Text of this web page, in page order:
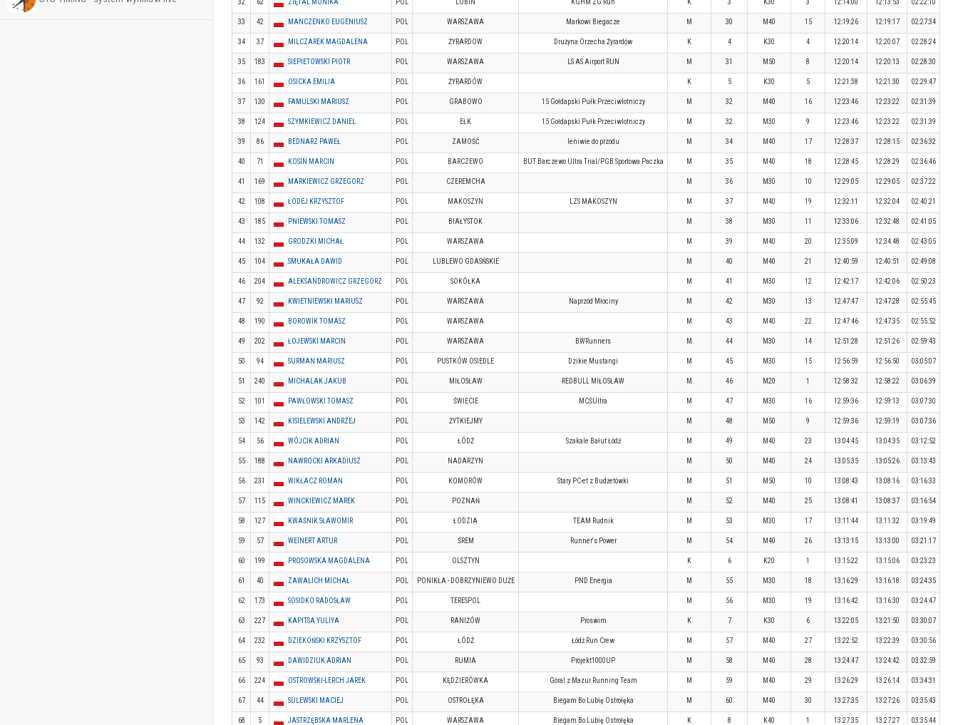
32 62 ZIĘTAL MONIKA POL LUBIN KGHM ZG Run K 3 K30 3 12:14:00 12:13:53 02:22:10
33 42 MANCZENKO EUGENIUSZ POL WARSZAWA Markowi Biegacze M 30 M40 15 12:19:26 12:19:17 02:27:34
34 37 MILCZAREK MAGDALENA POL ŻYRARDOW Drużyna Orzecha Żyrardów K 4 K30 4 12:20:14 12:20:07 02:28:24
35 183 SIEPIETOWSKI PIOTR POL WARSZAWA LS AS Airport RUN M 31 M50 8 12:20:14 12:20:13 02:28:30
36 161 OSICKA EMILIA POL ŻYRARDÓW K 5 K30 5 12:21:38 12:21:30 02:29:47
37 130 FAMULSKI MARIUSZ POL GRABOWO 15 Gołdapski Pułk Przeciwlotniczy M 32 M40 16 12:23:46 12:23:22 02:31:39
38 124 SZYMKIEWICZ DANIEL POL EŁK 15 Gołdapski Pułk Przeciwlotniczy M 32 M30 9 12:23:46 12:23:22 02:31:39
39 86 BEDNARZ PAWEŁ POL ZAMOŚĆ leniwie do przodu M 34 M40 17 12:28:37 12:28:15 02:36:32
40 71 KOSIN MARCIN POL BARCZEWO BUT Barczewo Ultra Trial/PGB Sportowa Paczka M 35 M40 18 12:28:45 12:28:29 02:36:46
41 169 MARKIEWICZ GRZEGORZ POL CZEREMCHA M 36 M30 10 12:29:05 12:29:05 02:37:22
42 108 ŁODEJ KRZYSZTOF POL MAKOSZYN LZS MAKOSZYN M 37 M40 19 12:32:11 12:32:04 02:40:21
43 185 PNIEWSKI TOMASZ POL BIAŁYSTOK M 38 M30 11 12:33:06 12:32:48 02:41:05
44 132 GRODZKI MICHAŁ POL WARSZAWA M 39 M40 20 12:35:09 12:34:48 02:43:05
45 104 SMUKAŁA DAWID POL LUBLEWO GDASŃSKIE M 40 M40 21 12:40:59 12:40:51 02:49:08
46 204 ALEKSANDROWICZ GRZEGORZ POL SOKÓŁKA M 41 M30 12 12:42:17 12:42:06 02:50:23
47 92 KWIETNIEWSKI MARIUSZ POL WARSZAWA Naprzód Młociny M 42 M30 13 12:47:47 12:47:28 02:55:45
48 190 BOROWIK TOMASZ POL WARSZAWA M 43 M40 22 12:47:46 12:47:35 02:55:52
49 202 ŁOJEWSKI MARCIN POL WARSZAWA BWRunners M 44 M30 14 12:51:28 12:51:26 02:59:43
50 94 SURMAN MARIUSZ POL PUSTKÓW OSIEDLE Dzikie Mustangi M 45 M30 15 12:56:59 12:56:50 03:05:07
51 240 MICHALAK JAKUB POL MIŁOSŁAW REDBULL MIŁOSŁAW M 46 M20 1 12:58:32 12:58:22 03:06:39
52 101 PAWŁOWSKI TOMASZ POL ŚWIECIE MCŚUltra M 47 M30 16 12:59:36 12:59:13 03:07:30
53 142 KISIELEWSKI ANDRZEJ POL ŻYTKIEJMY M 48 M50 9 12:59:36 12:59:19 03:07:36
54 56 WÓJCIK ADRIAN POL ŁÓDŹ Szakale Bałut Łódź M 49 M40 23 13:04:45 13:04:35 03:12:52
55 188 NAWROCKI ARKADIUSZ POL NADARZYN M 50 M40 24 13:05:35 13:05:26 03:13:43
56 231 WIKŁACZ ROMAN POL KOMORÓW Stary PC-et z Budżetówki M 51 M50 10 13:08:43 13:08:16 03:16:33
57 115 WINCKIEWICZ MAREK POL POZNAŃ M 52 M40 25 13:08:41 13:08:37 03:16:54
58 127 KWAŚNIK SŁAWOMIR POL ŁODZIA TEAM Rudnik M 53 M30 17 13:11:44 13:11:32 03:19:49
59 57 WEINERT ARTUR POL ŚREM Runner's Power M 54 M40 26 13:13:15 13:13:00 03:21:17
60 199 PROSOWSKA MAGDALENA POL OLSZTYN K 6 K20 1 13:15:22 13:15:06 03:23:23
61 40 ZAWALICH MICHAŁ POL PONIKŁA - DOBRZYNIEWO DUŻE PND Energia M 55 M30 18 13:16:29 13:16:18 03:24:35
62 173 SOSIDKO RADOSŁAW POL TERESPOL M 56 M30 19 13:16:42 13:16:30 03:24:47
63 227 KAPITSA YULIYA POL RANIŻÓW Proswim K 7 K30 6 13:22:05 13:21:50 03:30:07
64 232 DZIEKOŃSKI KRZYSZTOF POL ŁÓDŹ Łódź Run Crew M 57 M40 27 13:22:52 13:22:39 03:30:56
65 93 DAWIDZIUK ADRIAN POL RUMIA Projekt1000UP M 58 M40 28 13:24:47 13:24:42 03:32:59
66 224 OSTROWSKI-LERCH JAREK POL KĘDZIERÓWKA Góral z Mazur Running Team M 59 M40 29 13:26:29 13:26:14 03:34:31
67 44 SULEWSKI MACIEJ POL OSTROŁĘKA Biegam Bo Lubię Ostrołęka M 60 M40 30 13:27:35 13:27:26 03:35:43
68 5 JASTRZĘBSKA MARLENA POL WARSZAWA Biegam Bo Lubię Ostrołęka K 8 K40 1 13:27:35 13:27:27 03:35:44